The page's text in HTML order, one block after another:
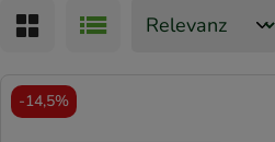
-14,5%